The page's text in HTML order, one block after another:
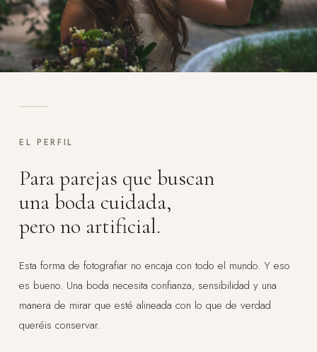
EL PERFIL
Para parejas que buscan
una boda cuidada,
pero no artificial.
Esta forma de fotografiar no encaja con todo el mundo. Y eso
es bueno. Una boda necesita confianza, sensibilidad y una
manera de mirar que esté alineada con lo que de verdad
queréis conservar.